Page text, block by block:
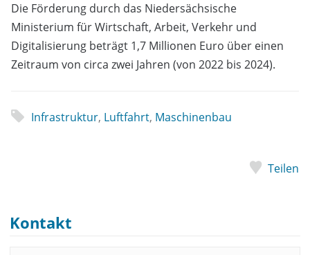
Die Förderung durch das Niedersächsische
Ministerium für Wirtschaft, Arbeit, Verkehr und
Digitalisierung beträgt 1,7 Millionen Euro über einen
Zeitraum von circa zwei Jahren (von 2022 bis 2024).
Infrastruktur, Luftfahrt, Maschinenbau
Teilen
Kontakt